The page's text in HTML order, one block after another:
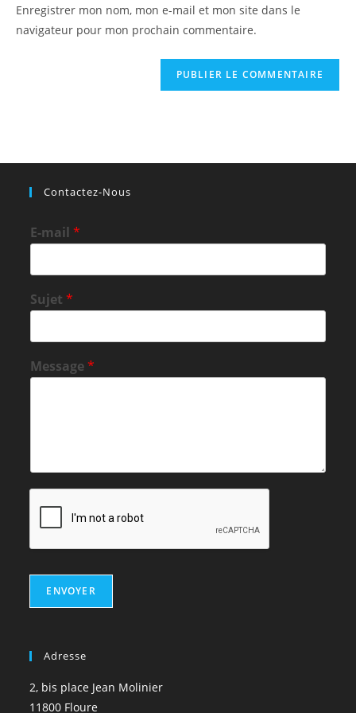
(facultatif)
Enregistrer mon nom, mon e-mail et mon site dans le
navigateur pour mon prochain commentaire.
Contactez-Nous
E-mail*
Sujet*
Message*
ENVOYER
Adresse
2, bis place Jean Molinier
11800 Floure